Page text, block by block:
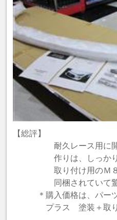
【総評】
耐久レース用に開発
作りは、しっかりし
取り付け用のＭ８ボ
同梱されていて驚き
＊購入価格は、パーツ
プラス 塗装＋取り